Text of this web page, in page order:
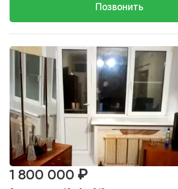
Позвонить
1 800 000 ₽